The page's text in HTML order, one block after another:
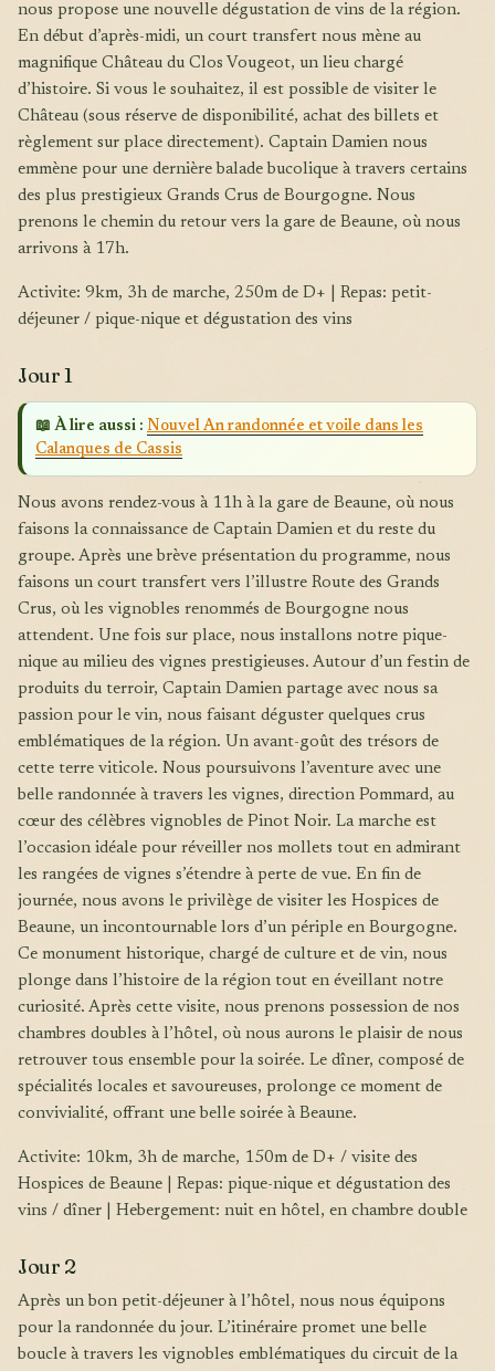
nous propose une nouvelle dégustation de vins de la région.
En début d’après-midi, un court transfert nous mène au
magnifique Château du Clos Vougeot, un lieu chargé
d’histoire. Si vous le souhaitez, il est possible de visiter le
Château (sous réserve de disponibilité, achat des billets et
règlement sur place directement). Captain Damien nous
emmène pour une dernière balade bucolique à travers certains
des plus prestigieux Grands Crus de Bourgogne. Nous
prenons le chemin du retour vers la gare de Beaune, où nous
arrivons à 17h.
Activite: 9km, 3h de marche, 250m de D+ | Repas: petit-
déjeuner / pique-nique et dégustation des vins
Jour 1
📖 À lire aussi : Nouvel An randonnée et voile dans les
Calanques de Cassis
Nous avons rendez-vous à 11h à la gare de Beaune, où nous
faisons la connaissance de Captain Damien et du reste du
groupe. Après une brève présentation du programme, nous
faisons un court transfert vers l’illustre Route des Grands
Crus, où les vignobles renommés de Bourgogne nous
attendent. Une fois sur place, nous installons notre pique-
nique au milieu des vignes prestigieuses. Autour d’un festin de
produits du terroir, Captain Damien partage avec nous sa
passion pour le vin, nous faisant déguster quelques crus
emblématiques de la région. Un avant-goût des trésors de
cette terre viticole. Nous poursuivons l’aventure avec une
belle randonnée à travers les vignes, direction Pommard, au
cœur des célèbres vignobles de Pinot Noir. La marche est
l’occasion idéale pour réveiller nos mollets tout en admirant
les rangées de vignes s’étendre à perte de vue. En fin de
journée, nous avons le privilège de visiter les Hospices de
Beaune, un incontournable lors d’un périple en Bourgogne.
Ce monument historique, chargé de culture et de vin, nous
plonge dans l’histoire de la région tout en éveillant notre
curiosité. Après cette visite, nous prenons possession de nos
chambres doubles à l’hôtel, où nous aurons le plaisir de nous
retrouver tous ensemble pour la soirée. Le dîner, composé de
spécialités locales et savoureuses, prolonge ce moment de
convivialité, offrant une belle soirée à Beaune.
Activite: 10km, 3h de marche, 150m de D+ / visite des
Hospices de Beaune | Repas: pique-nique et dégustation des
vins / dîner | Hebergement: nuit en hôtel, en chambre double
Jour 2
Après un bon petit-déjeuner à l’hôtel, nous nous équipons
pour la randonnée du jour. L’itinéraire promet une belle
boucle à travers les vignobles emblématiques du circuit de la